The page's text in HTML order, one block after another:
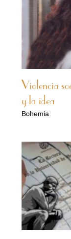
Violencia
y la idea
Bohemia